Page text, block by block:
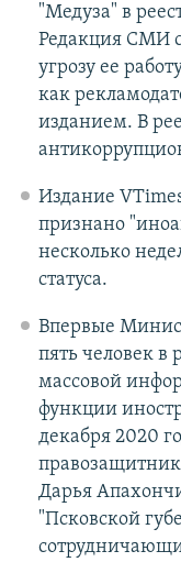
"Медуза" в
Редакция СМИ
угрозу ее
как
изданием. В
Издание
признано
несколько
статуса.
Впервые
пять человек в
массовой
функции
декабря 2020
Дарья
"Псковской